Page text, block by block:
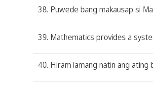
38. Puwede bang makausap si
39. Mathematics provides a
40. Hiram lamang natin ang ating